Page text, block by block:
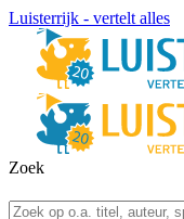
Luisterrijk - vertelt alles
Zoek